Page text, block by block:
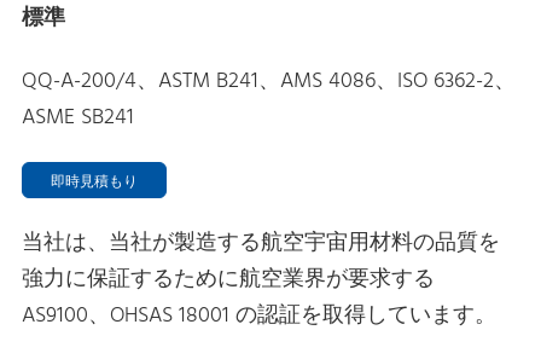
標準
QQ-A-200/4、ASTM B241、AMS 4086、ISO 6362-2、
ASME SB241
即時見積もり
当社は、当社が製造する航空宇宙用材料の品質を
強力に保証するために航空業界が要求する
AS9100、OHSAS 18001 の認証を取得しています。